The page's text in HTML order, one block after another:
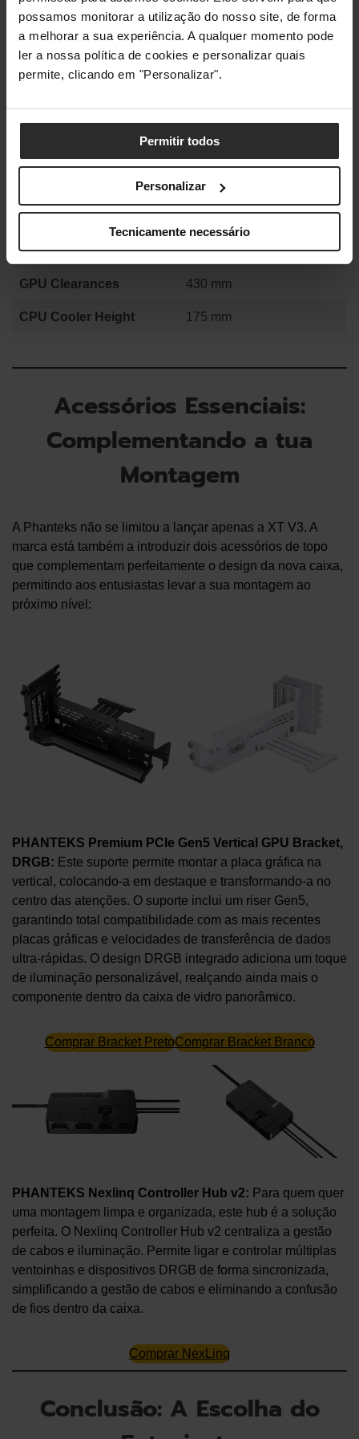
possamos monitorar a utilização do nosso site, de forma
a melhorar a sua experiência. A qualquer momento pode
ler a nossa política de cookies e personalizar quais
permite, clicando em "Personalizar".
Permitir todos
Personalizar
Tecnicamente necessário
Temperado, Plástico ABS
I/O Frontal
1 x USB-C 3.2 Gen2x2
1 x USB-A 3.0
1 x Mic/Headphone combo
Ventoinhas Suportadas
Topo: 3 x 120mm
Fundo: 3 x 120mm
Trás: 1 x 120mm
Ventoinhas Incluídas
3 x M25-120 D-RGB Gen 1
Radiador no topo: até
360mm
GPU Clearances 430 mm
CPU Cooler Height 175 mm
Acessórios Essenciais:
Complementando a tua
Montagem
A Phanteks não se limitou a lançar apenas a XT V3. A
marca está também a introduzir dois acessórios de topo
que complementam perfeitamente o design da nova caixa,
permitindo aos entusiastas levar a sua montagem ao
próximo nível:
PHANTEKS Premium PCIe Gen5 Vertical GPU Bracket,
DRGB: Este suporte permite montar a placa gráfica na
vertical, colocando-a em destaque e transformando-a no
centro das atenções. O suporte inclui um riser Gen5,
garantindo total compatibilidade com as mais recentes
placas gráficas e velocidades de transferência de dados
ultra-rápidas. O design DRGB integrado adiciona um toque
de iluminação personalizável, realçando ainda mais o
componente dentro da caixa de vidro panorâmico.
Comprar Bracket PretoComprar Bracket Branco
PHANTEKS Nexlinq Controller Hub v2: Para quem quer
uma montagem limpa e organizada, este hub é a solução
perfeita. O Nexlinq Controller Hub v2 centraliza a gestão
de cabos e iluminação. Permite ligar e controlar múltiplas
ventoinhas e dispositivos DRGB de forma sincronizada,
simplificando a gestão de cabos e eliminando a confusão
de fios dentro da caixa.
Comprar NexLinq
Conclusão: A Escolha do